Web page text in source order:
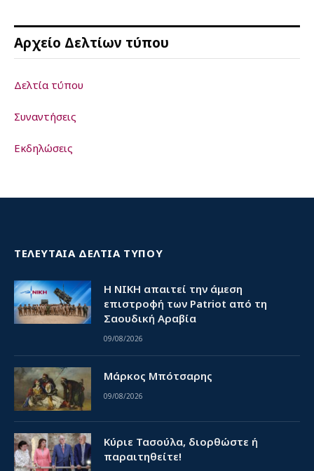
Αρχείο Δελτίων τύπου
Δελτία τύπου
Συναντήσεις
Εκδηλώσεις
ΤΕΛΕΥΤΑΙΑ ΔΕΛΤΙΑ ΤΥΠΟΥ
Η ΝΙΚΗ απαιτεί την άμεση
επιστροφή των Patriot από τη
Σαουδική Αραβία
09/08/2026
Μάρκος Μπότσαρης
09/08/2026
Κύριε Τασούλα, διορθώστε ή
παραιτηθείτε!